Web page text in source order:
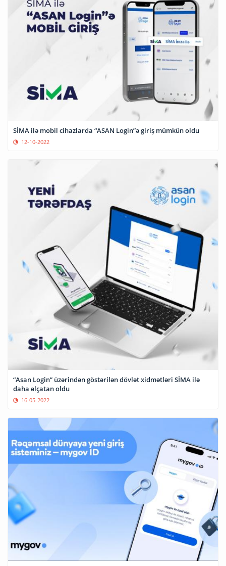
SİMA ilə mobil cihazlarda “ASAN Login”ə giriş mümkün oldu
12-10-2022
“Asan Login” üzərindən göstərilən dövlət xidmətləri SİMA ilə
16-05-2022